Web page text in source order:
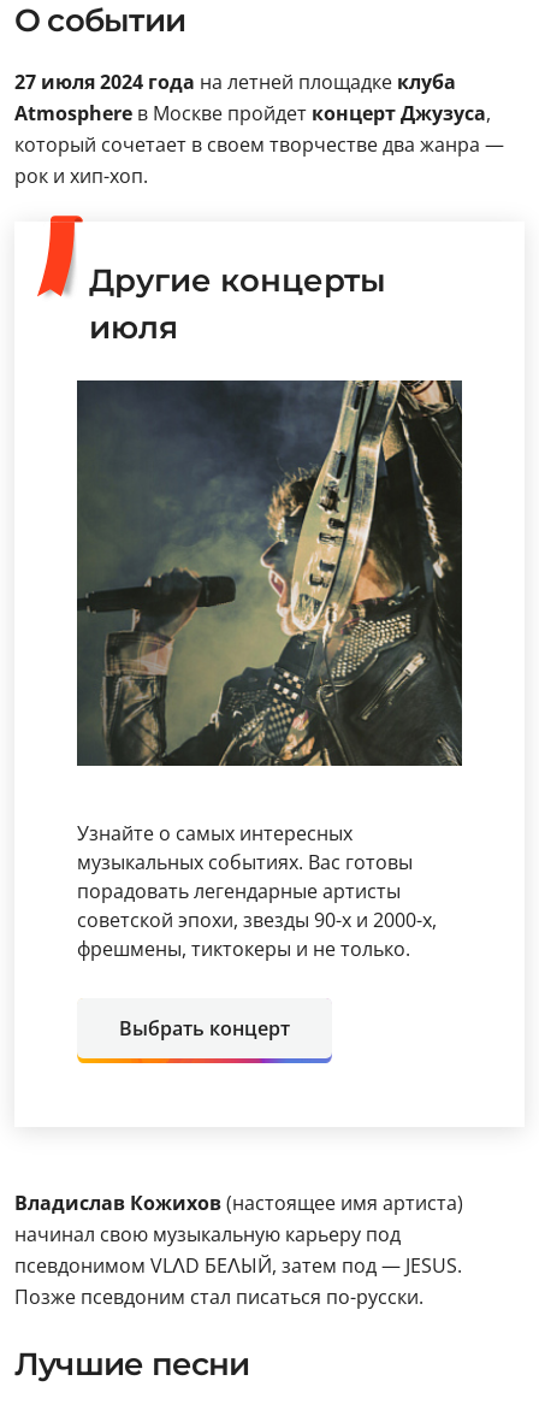
О событии
27 июля 2024 года на летней площадке клуба
Atmosphere в Москве пройдет концерт Джузуса,
который сочетает в своем творчестве два жанра —
рок и хип-хоп.
Другие концерты
июля
Узнайте о самых интересных
музыкальных событиях. Вас готовы
порадовать легендарные артисты
советской эпохи, звезды 90-х и 2000-х,
фрешмены, тиктокеры и не только.
Выбрать концерт
Владислав Кожихов(настоящее имя артиста)
начинал свою музыкальную карьеру под
псевдонимом VLΛD БЕΛЫЙ, затем под — JESUS.
Позже псевдоним стал писаться по-русски.
Лучшие песни